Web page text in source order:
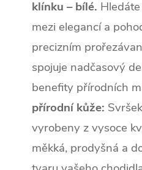
klínku – bílé.
mezi elegancí a
precizním
spojuje nadčasový
benefity přírodních
přírodní kůže:
vyrobeny z vysoce
měkká, prodyšná a